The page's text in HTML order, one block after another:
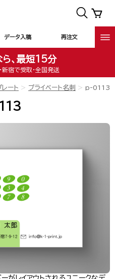
データ入稿 再注文
、最短15分
新宿で受取・全国発送
ート プライベート名刺 p-0113